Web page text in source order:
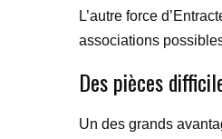
L’autre force
associations
Des pièces
Un des grands